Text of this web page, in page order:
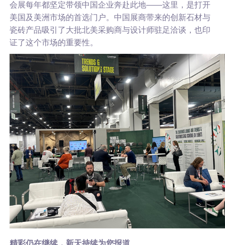
会展每年都坚定带领中国企业奔赴此地——这里，是打开
美国及美洲市场的首选门户。中国展商带来的创新石材与
瓷砖产品吸引了大批北美采购商与设计师驻足洽谈，也印
证了这个市场的重要性。
精彩仍在继续，新天持续为您报道